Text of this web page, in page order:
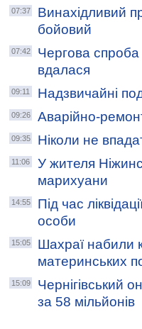
07:37
Винахідливий
бойовий
07:42
Чергова
вдалася
09:11 Надзвичайні
09:26 Аварійно-
09:35 Ніколи не
11:06
У жителя
марихуани
14:55
Під час
особи
15:05
Шахраї набили
материнських
15:09
Чернігівський
за 58 мільйонів